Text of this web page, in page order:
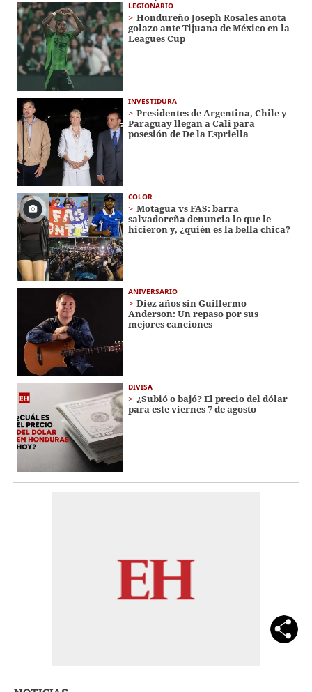
LEGIONARIO
Hondureño Joseph Rosales anota
golazo ante Tijuana de México en la
Leagues Cup
INVESTIDURA
Presidentes de Argentina, Chile y
Paraguay llegan a Cali para
posesión de De la Espriella
COLOR
Motagua vs FAS: barra
salvadoreña denuncia lo que le
hicieron y, ¿quién es la bella chica?
ANIVERSARIO
Diez años sin Guillermo
Anderson: Un repaso por sus
mejores canciones
DIVISA
¿Subió o bajó? El precio del dólar
para este viernes 7 de agosto